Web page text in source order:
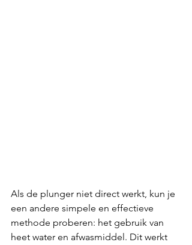
Als de plunger niet direct werkt, kun je
een andere simpele en effectieve
methode proberen: het gebruik van
heet water en afwasmiddel. Dit werkt